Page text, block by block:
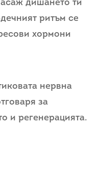
дишането ти
ритъм се
хормони
нервна
за
и регенерацията.